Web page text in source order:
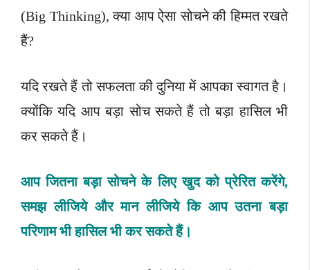
(Big Thinking), क्या आप ऐसा सोचने की हिम्मत रखते
हैं?
यदि रखते हैं तो सफलता की दुनिया में आपका स्वागत है।
क्योंकि यदि आप बड़ा सोच सकते हैं तो बड़ा हासिल भी
कर सकते हैं।
आप जितना बड़ा सोचने के लिए खुद को प्रेरित करेंगे,
समझ लीजिये और मान लीजिये कि आप उतना बड़ा
परिणाम भी हासिल भी कर सकते हैं।